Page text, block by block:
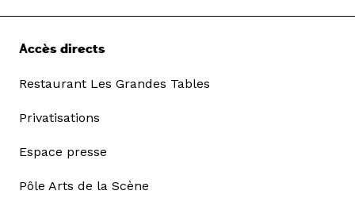
Accès directs
Restaurant Les Grandes Tables
Privatisations
Espace presse
Pôle Arts de la Scène